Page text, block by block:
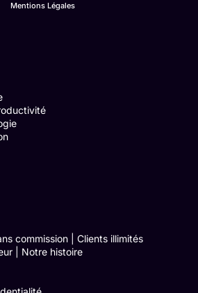
Mentions Légales
commission | Clients illimités
| Notre histoire